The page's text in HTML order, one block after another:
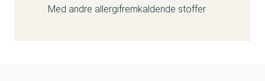
Med andre allergifremkaldende stoffer